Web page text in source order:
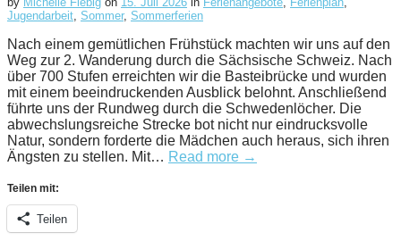
Jugendarbeit, Sommer, Sommerferien
Nach einem gemütlichen Frühstück machten wir uns auf den
Weg zur 2. Wanderung durch die Sächsische Schweiz. Nach
über 700 Stufen erreichten wir die Basteibrücke und wurden
mit einem beeindruckenden Ausblick belohnt. Anschließend
führte uns der Rundweg durch die Schwedenlöcher. Die
abwechslungsreiche Strecke bot nicht nur eindrucksvolle
Natur, sondern forderte die Mädchen auch heraus, sich ihren
Ängsten zu stellen. Mit… Read more →
Teilen mit:
Teilen